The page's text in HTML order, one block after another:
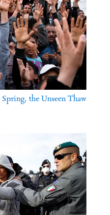
the Unseen Thaw